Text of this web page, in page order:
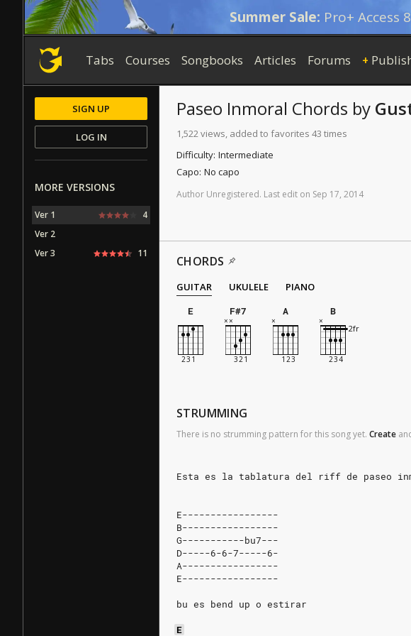
Summer Sale: Pro+ Access
Tabs Courses Songbooks Articles Forums +
Paseo Inmoral Chords by
1,522 views, added to favorites 43 times
Difficulty: Intermediate
Capo: No capo
Author Unregistered. Last edit on Sep 17, 2014
CHORDS
GUITAR UKULELE
PIANO
E
F#7 A B
STRUMMING
There is no strumming pattern for this song yet. Create
Esta es la tablatura del riff de paseo
E-----------------
B-----------------
G-----------bu7---
D-----6-6-7-----6-
A-----------------
E-----------------
bu es bend up o estirar
E
SIGN UP
LOG IN
MORE VERSIONS
Ver 1
4
Ver 2
Ver 3
11